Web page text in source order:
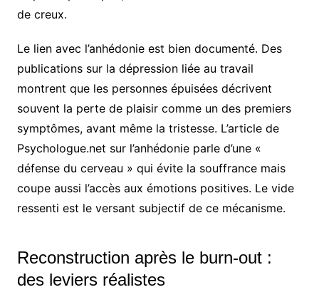
de creux.
Le lien avec l’anhédonie est bien documenté. Des
publications sur la dépression liée au travail
montrent que les personnes épuisées décrivent
souvent la perte de plaisir comme un des premiers
symptômes, avant même la tristesse. L’article de
Psychologue.net sur l’anhédonie parle d’une «
défense du cerveau » qui évite la souffrance mais
coupe aussi l’accès aux émotions positives. Le vide
ressenti est le versant subjectif de ce mécanisme.
Reconstruction après le burn-out :
des leviers réalistes